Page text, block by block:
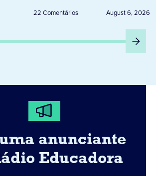
22 Comentários
Peru
August 6, 2026
anunciante
Educadora